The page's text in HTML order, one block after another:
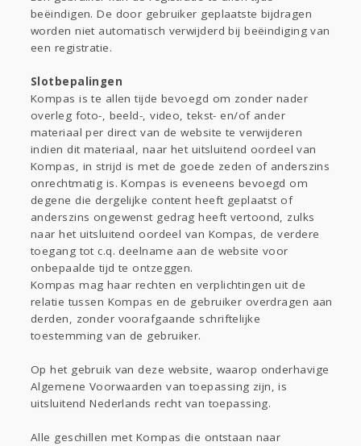
beëindigen. De door gebruiker geplaatste bijdragen
worden niet automatisch verwijderd bij beëindiging van
een registratie.
Slotbepalingen
Kompas is te allen tijde bevoegd om zonder nader
overleg foto-, beeld-, video, tekst- en/of ander
materiaal per direct van de website te verwijderen
indien dit materiaal, naar het uitsluitend oordeel van
Kompas, in strijd is met de goede zeden of anderszins
onrechtmatig is. Kompas is eveneens bevoegd om
degene die dergelijke content heeft geplaatst of
anderszins ongewenst gedrag heeft vertoond, zulks
naar het uitsluitend oordeel van Kompas, de verdere
toegang tot c.q. deelname aan de website voor
onbepaalde tijd te ontzeggen.
Kompas mag haar rechten en verplichtingen uit de
relatie tussen Kompas en de gebruiker overdragen aan
derden, zonder voorafgaande schriftelijke
toestemming van de gebruiker.
Op het gebruik van deze website, waarop onderhavige
Algemene Voorwaarden van toepassing zijn, is
uitsluitend Nederlands recht van toepassing.
Alle geschillen met Kompas die ontstaan naar